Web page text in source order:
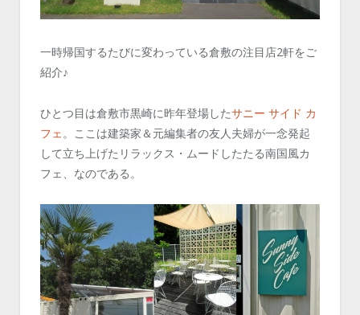
一時帰国するたびに変わっている倉敷の注目店2軒をご
紹介♪
ひとつ目は倉敷市黒崎に昨年登場したサニー サイド カ
フェ 。ここは建築家＆元編集者の友人夫婦が一念発起
して立ち上げたリラックス・ムードしたたる南国風カ
フェ、なのである。